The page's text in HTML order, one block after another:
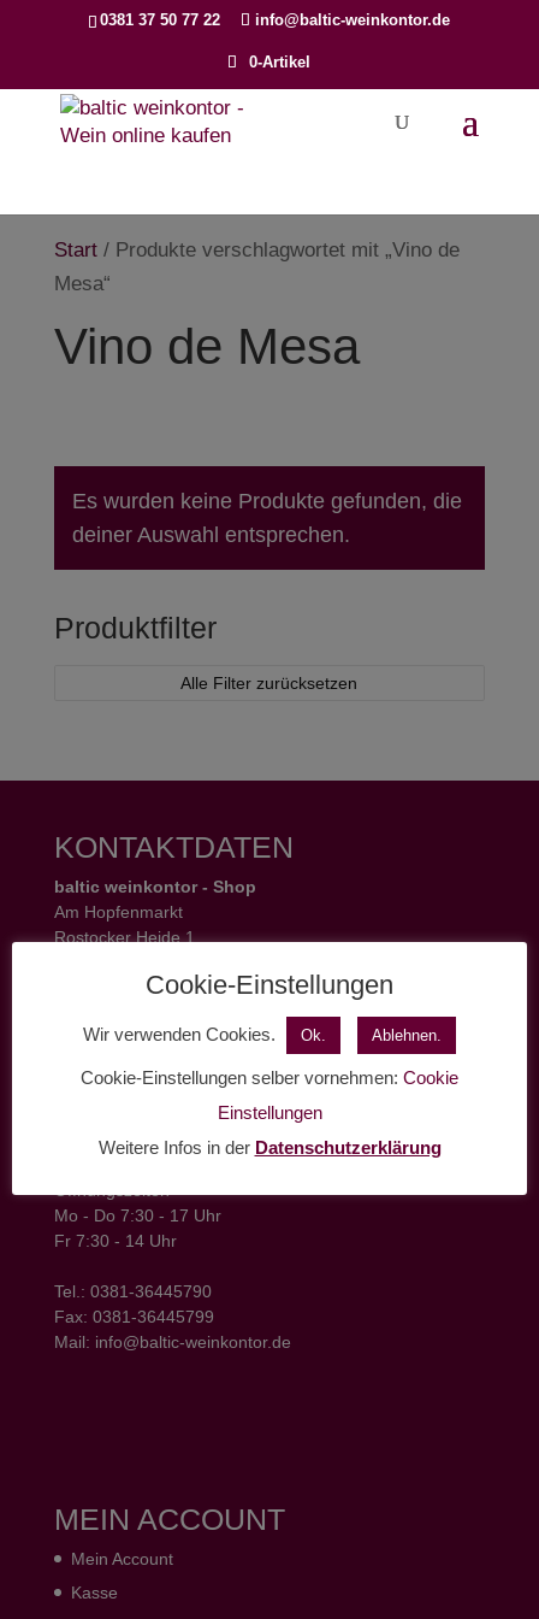
0381 37 50 77 22 info@baltic-weinkontor.de
0-Artikel
search
Start/ Produkte verschlagwortet mit „Vino de
Mesa“
Vino de Mesa
Es wurden keine Produkte gefunden, die
deiner Auswahl entsprechen.
Produktfilter
Alle Filter zurücksetzen
KONTAKTDATEN
baltic weinkontor - Shop
Am Hopfenmarkt
Rostocker Heide 1
Tel.: 0381 37 50 77 22
Mo - Fr 11 - 19 Uhr
baltic weinkontor - Lager
Hansestrasse 6
Mo - Do 7:30 - 17 Uhr
Fr 7:30 - 14 Uhr
Tel.: 0381-36445790
Fax: 0381-36445799
Mail: info@baltic-weinkontor.de
MEIN ACCOUNT
Mein Account
Kasse
Cookie-Einstellungen
Wir verwenden Cookies. Ok. Ablehnen.
Cookie-Einstellungen selber vornehmen: Cookie
Einstellungen
Weitere Infos in der Datenschutzerklärung